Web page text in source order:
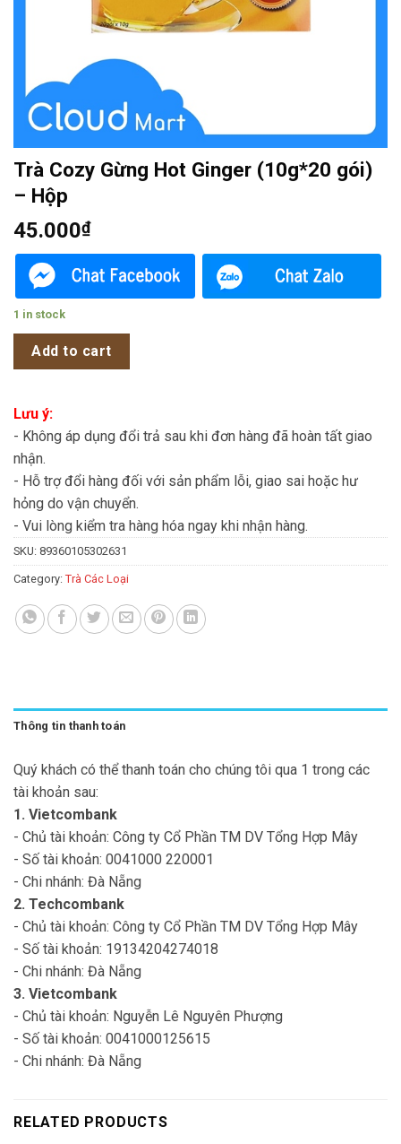
Trà Cozy Gừng Hot Ginger (10g*20 gói)
– Hộp
45.000₫
1 in stock
Add to cart
Lưu ý:
- Không áp dụng đổi trả sau khi đơn hàng đã hoàn tất giao
nhận.
- Hỗ trợ đổi hàng đối với sản phẩm lỗi, giao sai hoặc hư
hỏng do vận chuyển.
- Vui lòng kiểm tra hàng hóa ngay khi nhận hàng.
SKU: 89360105302631
Category: Trà Các Loại
Thông tin thanh toán
Quý khách có thể thanh toán cho chúng tôi qua 1 trong các
tài khoản sau:
1. Vietcombank
- Chủ tài khoản: Công ty Cổ Phần TM DV Tổng Hợp Mây
- Số tài khoản: 0041000 220001
- Chi nhánh: Đà Nẵng
2. Techcombank
- Chủ tài khoản: Công ty Cổ Phần TM DV Tổng Hợp Mây
- Số tài khoản: 19134204274018
- Chi nhánh: Đà Nẵng
3. Vietcombank
- Chủ tài khoản: Nguyễn Lê Nguyên Phượng
- Số tài khoản: 0041000125615
- Chi nhánh: Đà Nẵng
RELATED PRODUCTS